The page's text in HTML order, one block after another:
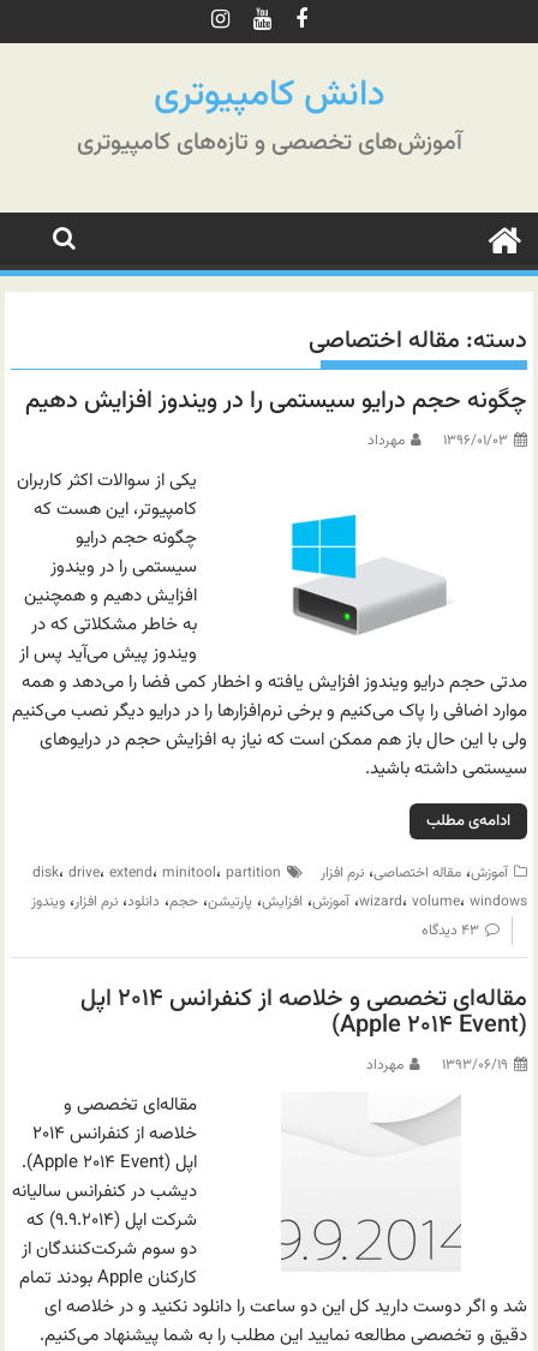
به
دانش کامپیوتری
آموزش‌های تخصصی و تازه‌های کامپیوتری
دسته: مقاله اختصاصی
چگونه حجم درایو سیستمی را در ویندوز افزایش دهیم
۱۳۹۶/۰۱/۰۳ مهرداد
یکی از سوالات اکثر کاربران
کامپیوتر، این هست که
چگونه حجم درایو
سیستمی را در ویندوز
افزایش دهیم و همچنین
به خاطر مشکلاتی که در
ویندوز پیش می‌آید پس از
مدتی حجم درایو ویندوز افزایش یافته و اخطار کمی فضا را می‌دهد و همه
موارد اضافی را پاک می‌کنیم و برخی نرم‌افزارها را در درایو دیگر نصب می‌کنیم
ولی با این حال باز هم ممکن است که نیاز به افزایش حجم در درایوهای
سیستمی داشته باشید.
ادامه‌ی مطلب
آموزش،مقاله اختصاصی،نرم افزار disk، drive، extend، minitool، partition
wizard، volume، windows ،آموزش، افزایش، پارتیشن،حجم، دانلود،نرم افزار،ویندوز
۴۳ دیدگاه
مقاله‌ای تخصصی و خلاصه از کنفرانس ۲۰۱۴ اپل
(Apple ۲۰۱۴ Event)
۱۳۹۳/۰۶/۱۹ مهرداد
مقاله‌ای تخصصی و
خلاصه از کنفرانس ۲۰۱۴
اپل (Apple ۲۰۱۴ Event).
دیشب در کنفرانس سالیانه
شرکت اپل (۹.۹.۲۰۱۴) که
دو سوم شرکت‌کنندگان از
کارکنان Apple بودند تمام
شد و اگر دوست دارید کل این دو ساعت را دانلود نکنید و در خلاصه ای
دقیق و تخصصی مطالعه نمایید این مطلب را به شما پیشنهاد می‌کنیم.